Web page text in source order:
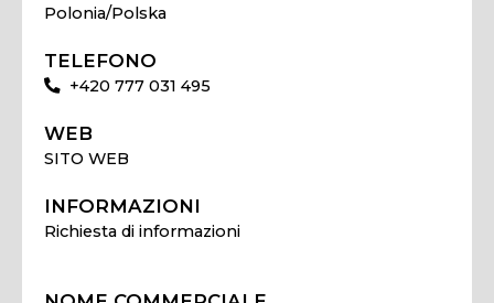
Polonia/Polska
TELEFONO
+420 777 031 495
WEB
SITO WEB
INFORMAZIONI
Richiesta di informazioni